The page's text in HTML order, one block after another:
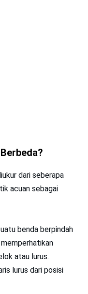
dari seberapa
acuan sebagai
benda berpindah
atau lurus.
lurus dari posisi